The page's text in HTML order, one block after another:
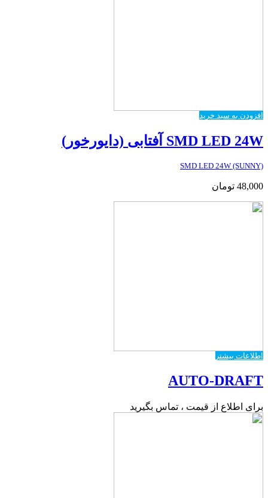
افزودن به سبد خرید
SMD LED 24W آفتابی (دایورخور)
SMD LED 24W (SUNNY)
48,000 تومان
اطلاعات بیشتر
AUTO-DRAFT
برای اطلاع از قیمت ، تماس بگیرید